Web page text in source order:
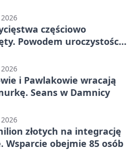
częściowo
Powodem uroczystości
i Pawlakowie wracają
Seans w Damnicy
złotych na integrację
Wsparcie obejmie 85 osób